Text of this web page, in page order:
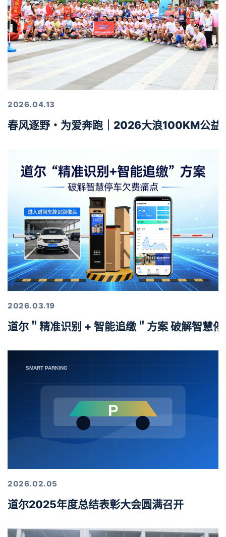
2026.04.13
春风逐野・为爱奔跑｜2026大浪100KM公益
2026.03.19
道尔＂精准识别 + 智能追缴＂方案 破解智慧
2026.02.05
道尔2025年度总结表彰大会圆满召开